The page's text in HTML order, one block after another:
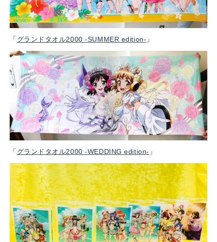
「 グランドタオル2000 -SUMMER edition- 」
「 グランドタオル2000 -WEDDING edition- 」